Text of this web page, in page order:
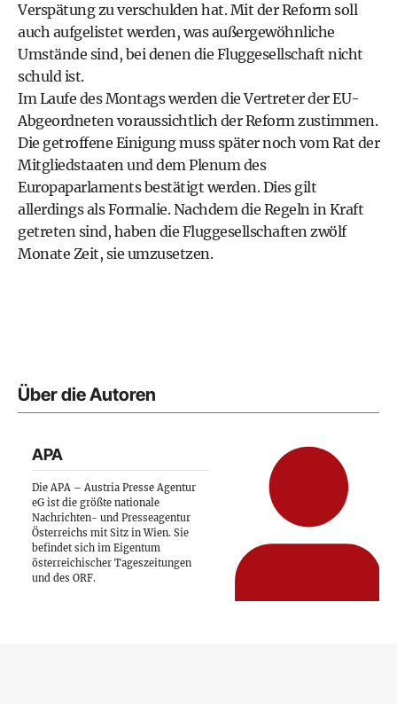
Verspätung zu verschulden hat. Mit der Reform soll
auch aufgelistet werden, was außergewöhnliche
Umstände sind, bei denen die Fluggesellschaft nicht
schuld ist.
Im Laufe des Montags werden die Vertreter der EU-
Abgeordneten voraussichtlich der Reform zustimmen.
Die getroffene Einigung muss später noch vom Rat der
Mitgliedstaaten und dem Plenum des
Europaparlaments bestätigt werden. Dies gilt
allerdings als Formalie. Nachdem die Regeln in Kraft
getreten sind, haben die Fluggesellschaften zwölf
Monate Zeit, sie umzusetzen.
Über die Autoren
APA
Die APA – Austria Presse Agentur
eG ist die größte nationale
Nachrichten- und Presseagentur
Österreichs mit Sitz in Wien. Sie
befindet sich im Eigentum
österreichischer Tageszeitungen
und des ORF.